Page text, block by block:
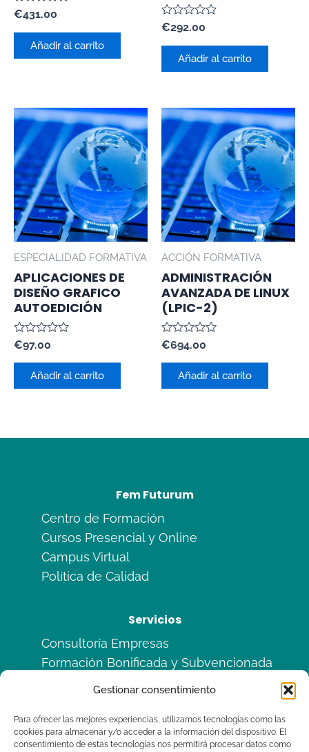
Gestionar consentimiento
Para ofrecer las mejores experiencias, utilizamos tecnologías como las
cookies para almacenar y/o acceder a la información del dispositivo. El
consentimiento de estas tecnologías nos permitirá procesar datos como
Valorado
con
0
€431.00
Añadir al carrito
Valorado
0
€292.00
Añadir al carrito
ESPECIALIDAD FORMATIVA
APLICACIONES DE
DISEÑO GRAFICO
AUTOEDICIÓN
Valorado
con
0
€97.00
Añadir al carrito
ACCIÓN FORMATIVA
ADMINISTRACIÓN
AVANZADA DE LINUX
(LPIC-2)
Valorado
0
€694.00
Añadir al carrito
Fem Futurum
Centro de Formación
Cursos Presencial y Online
Campus Virtual
Política de Calidad
Servicios
Consultoría Empresas
Formación Bonificada y Subvencionada
Legal